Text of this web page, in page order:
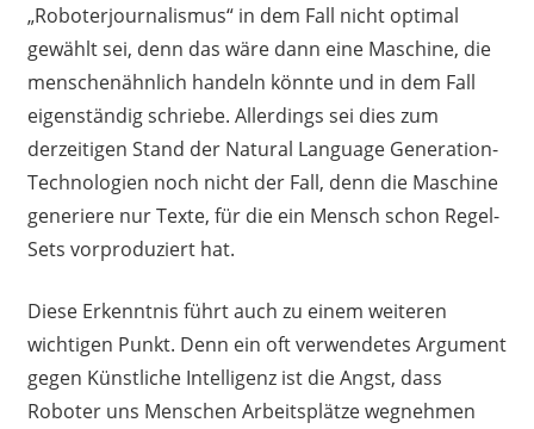
„Roboterjournalismus“ in dem Fall nicht optimal
gewählt sei, denn das wäre dann eine Maschine, die
menschenähnlich handeln könnte und in dem Fall
eigenständig schriebe. Allerdings sei dies zum
derzeitigen Stand der Natural Language Generation-
Technologien noch nicht der Fall, denn die Maschine
generiere nur Texte, für die ein Mensch schon Regel-
Sets vorproduziert hat.
Diese Erkenntnis führt auch zu einem weiteren
wichtigen Punkt. Denn ein oft verwendetes Argument
gegen Künstliche Intelligenz ist die Angst, dass
Roboter uns Menschen Arbeitsplätze wegnehmen